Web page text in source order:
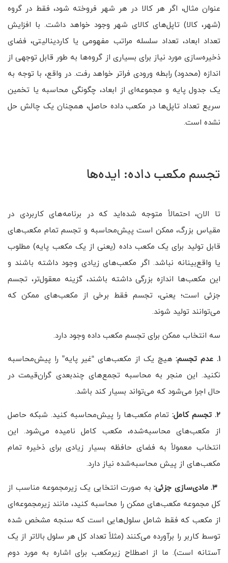
عنوان مثال، اگر هر کالا در هر شهر فروخته شود، فقط در گروه
(شهر، کالا) تاپل‌های کالای شهر وجود خواهد داشت. با افزایش
تعداد ابعاد، تعداد سلسله مراتب مفهومی یا کاردینالیتی، فضای
ذخیره‌سازی مورد نیاز برای بسیاری از گروه‌ها به طور قابل توجهی از
اندازه (محدود) رابطه ورودی فراتر خواهد رفت. در واقع، با توجه به
یک جدول پایه و مجموعه‌ای از ابعاد، چگونگی محاسبه یا تخمین
سریع تعداد تاپل‌ها در مکعب داده حاصل، همچنان یک چالش حل
نشده است.
تجسم مکعب داده: ایده‌ها
تا الان، احتمالاً متوجه شده‌اید که در برنامه‌های کاربردی در
مقیاس بزرگ، ممکن است پیش‌محاسبه و تجسم تمام مکعب‌های
قابل تولید برای یک مکعب داده (یعنی از یک مکعب پایه) مطلوب
یا واقع‌بینانه نباشد. اگر مکعب‌های زیادی وجود داشته باشند و
این مکعب‌ها اندازه بزرگی داشته باشند، گزینه معقول‌تر، تجسم
جزئی است؛ یعنی، تجسم فقط برخی از مکعب‌های ممکن که
می‌توانند تولید شوند.
سه انتخاب ممکن برای تجسم مکعب داده وجود دارد.
۱. عدم تجسم:هیچ یک از مکعب‌های “غیر پایه” را پیش‌محاسبه
نکنید. این منجر به محاسبه تجمع‌های چندبعدی گران‌قیمت در
حال اجرا می‌شود که می‌تواند بسیار کند باشد.
۲. تجسم کامل: تمام مکعب‌ها را پیش‌محاسبه کنید. شبکه حاصل
از مکعب‌های محاسبه‌شده، مکعب کامل نامیده می‌شود. این
انتخاب معمولاً به فضای حافظه بسیار زیادی برای ذخیره تمام
مکعب‌های از پیش محاسبه‌شده نیاز دارد.
۳. مادی‌سازی جزئی: به صورت انتخابی یک زیرمجموعه مناسب از
کل مجموعه مکعب‌های ممکن را محاسبه کنید، مانند زیرمجموعه‌ای
از مکعب که فقط شامل سلول‌هایی است که سنجه‌ مشخص شده
توسط کاربر را برآورده می‌کنند (مثلاً تعداد کل هر سلول بالاتر از یک
آستانه است). ما از اصطلاح زیرمکعب برای اشاره به مورد دوم